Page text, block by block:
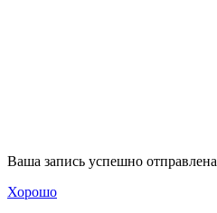
Ваша запись успешно отправлена
Хорошо